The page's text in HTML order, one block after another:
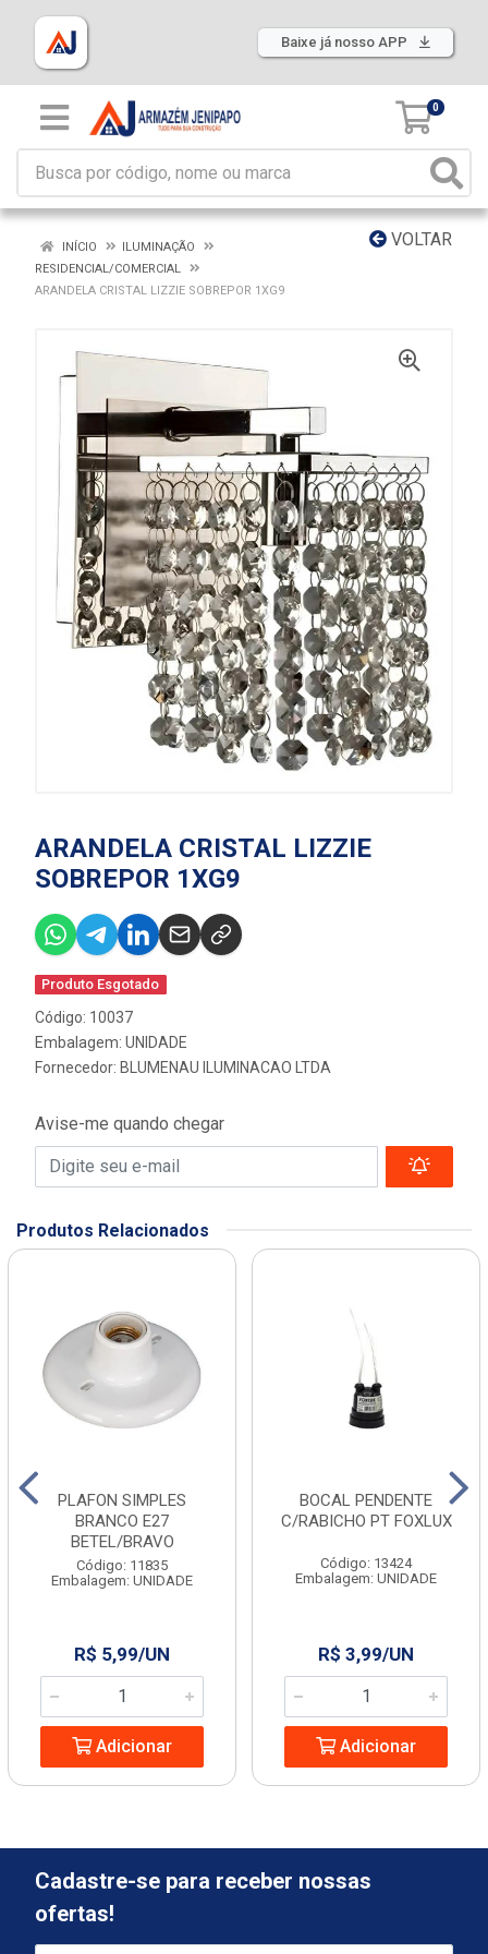
Baixe já nosso APP
0
VOLTAR
INÍCIO
ILUMINAÇÃO
RESIDENCIAL/COMERCIAL
ARANDELA CRISTAL LIZZIE SOBREPOR 1XG9
ARANDELA CRISTAL LIZZIE
SOBREPOR 1XG9
Produto Esgotado
Código: 10037
Embalagem: UNIDADE
Fornecedor: BLUMENAU ILUMINACAO LTDA
Avise-me quando chegar
Produtos Relacionados
PLAFON SIMPLES
BRANCO E27
BETEL/BRAVO
Código: 11835
Embalagem: UNIDADE
R$ 5,99/UN
Adicionar
BOCAL PENDENTE
C/RABICHO PT FOXLUX
Código: 13424
Embalagem: UNIDADE
R$ 3,99/UN
Adicionar
Cadastre-se para receber nossas
ofertas!